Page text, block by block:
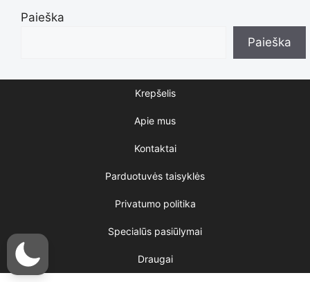
Paieška
Paieška
Krepšelis
Apie mus
Kontaktai
Parduotuvės taisyklės
Privatumo politika
Specialūs pasiūlymai
Draugai